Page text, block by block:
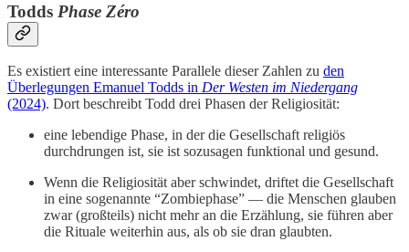
Todds Phase Zéro
Es existiert eine interessante Parallele dieser Zahlen zu den
Überlegungen Emanuel Todds in Der Westen im Niedergang
(2024). Dort beschreibt Todd drei Phasen der Religiosität:
eine lebendige Phase, in der die Gesellschaft religiös
durchdrungen ist, sie ist sozusagen funktional und gesund.
Wenn die Religiosität aber schwindet, driftet die Gesellschaft
in eine sogenannte “Zombiephase” — die Menschen glauben
zwar (großteils) nicht mehr an die Erzählung, sie führen aber
die Rituale weiterhin aus, als ob sie dran glaubten.